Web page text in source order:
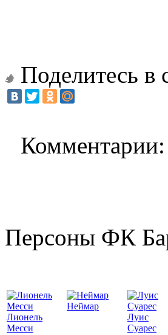
Поделитесь в
Комментарии:
Персоны ФК
Лионель
Месси
Неймар
Луис
Суарес